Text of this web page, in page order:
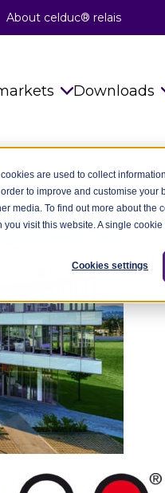
are used to collect
to improve and customise your
media. To find out more about the
you visit this website. A single
Cookies settings
About celduc® relais
Sensors
electronics
Food Industry
Railway Industry
Plastic Industry
Packaging Industry
Medical Industry
Electronics Industry
Downloads
CAD
Useful